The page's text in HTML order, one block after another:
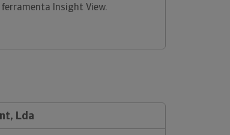
Insight View.
Lda